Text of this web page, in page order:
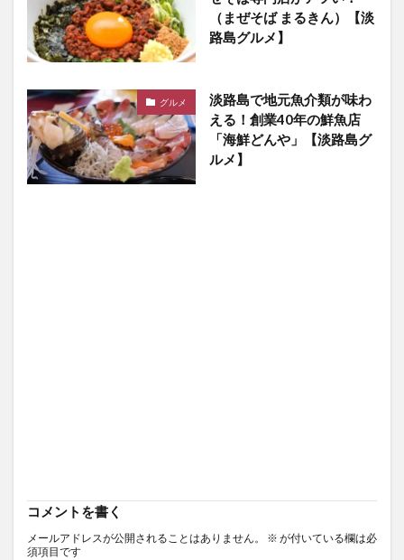
（まぜそば まるきん）【淡
路島グルメ】
グルメ
淡路島で地元魚介類が味わ
える！創業40年の鮮魚店
「海鮮どんや​」【淡路島グ
ルメ】
コメントを書く
メールアドレスが公開されることはありません。 ※ が付いている欄は必
須項目です